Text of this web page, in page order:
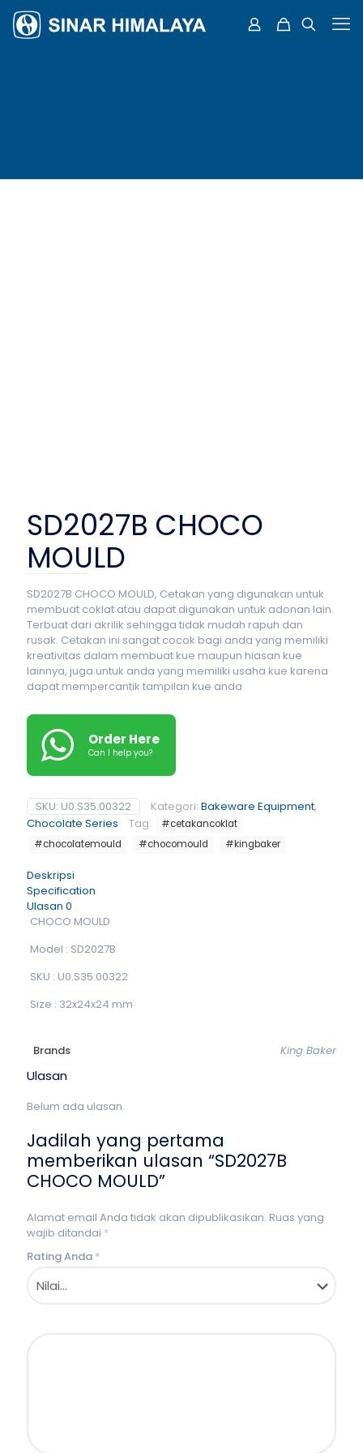
SD2027B CHOCO
MOULD
SD2027B CHOCO MOULD, Cetakan yang digunakan untuk
membuat coklat atau dapat digunakan untuk adonan lain.
Terbuat dari akrilik sehingga tidak mudah rapuh dan
rusak. Cetakan ini sangat cocok bagi anda yang memiliki
kreativitas dalam membuat kue maupun hiasan kue
lainnya, juga untuk anda yang memiliki usaha kue karena
dapat mempercantik tampilan kue anda
Order Here
Can I help you?
SKU: U0.S35.00322 Kategori: Bakeware Equipment,
Chocolate Series
Tag:
#cetakancoklat
#chocolatemould
#chocomould #kingbaker
Deskripsi
Specification
Ulasan 0
CHOCO MOULD
Model : SD2027B
SKU : U0.S35.00322
Size : 32x24x24 mm
Brands King Baker
Ulasan
Belum ada ulasan.
Jadilah yang pertama
memberikan ulasan “SD2027B
CHOCO MOULD”
Alamat email Anda tidak akan dipublikasikan. Ruas yang
wajib ditandai *
Rating Anda *